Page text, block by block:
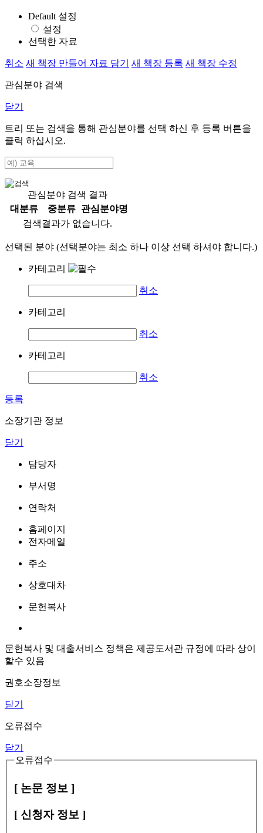
Default 설정
설정
선택한 자료
취소 새 책장 만들어 자료 담기 새 책장 등록 새 책장 수정
관심분야 검색
닫기
트리 또는 검색을 통해 관심분야를 선택 하신 후 등록 버튼을
클릭 하십시오.
관심분야 검색 결과
대분류
중분류
관심분야명
검색결과가 없습니다.
선택된 분야 (선택분야는 최소 하나 이상 선택 하셔야 합니다.)
카테고리
취소
카테고리
취소
카테고리
취소
등록
소장기관 정보
닫기
담당자
부서명
연락처
홈페이지
전자메일
주소
상호대차
문헌복사
문헌복사 및 대출서비스 정책은 제공도서관 규정에 따라 상이
할수 있음
권호소장정보
닫기
오류접수
닫기
오류접수
[ 논문 정보 ]
[ 신청자 정보 ]